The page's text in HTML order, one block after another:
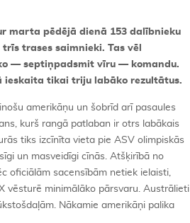
marta pēdējā dienā 153 dalībnieku
trases saimnieki. Tas vēl
— septiņpadsmit vīru — komandu.
ieskaita tikai triju labāko rezultātus.
amerikāņu un šobrīd arī pasaules
kurš rangā patlaban ir otrs labākais
tiks izcīnīta vieta pie ASV olimpiskās
un masveidīgi cīnās. Atšķirībā no
oficiālām sacensībām netiek ielaisti,
vēsturē minimālāko pārsvaru. Austrālieti
Nākamie amerikāņi palika